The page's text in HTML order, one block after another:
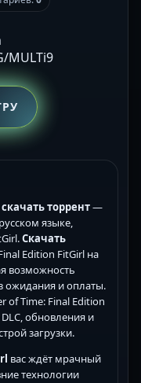
MULTi9
торрент—
языке,
Скачать
Edition FitGirl на
возможность
ожидания и оплаты.
of Time: Final Edition
обновления и
загрузки.
вас ждёт мрачный
технологии